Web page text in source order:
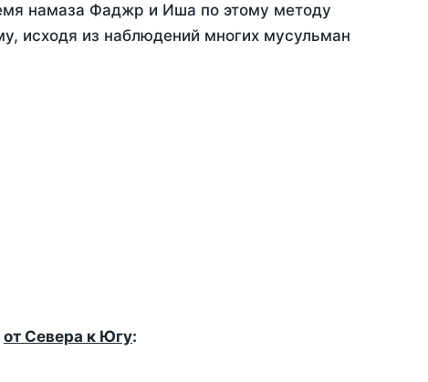
намаза Фаджр и Иша по этому методу
исходя из наблюдений многих мусульман
от Севера к Югу: